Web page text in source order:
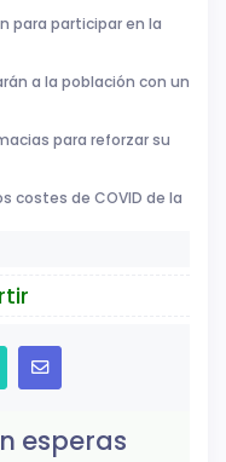
para participar en la
a la población con un
para reforzar su
costes de COVID de la
esperas